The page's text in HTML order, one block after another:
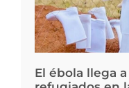
El ébola llega